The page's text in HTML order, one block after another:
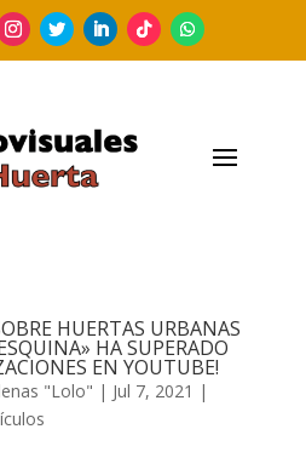
HUERTAS URBANAS
HA SUPERADO
EN YOUTUBE!
"Lolo" | Jul 7, 2021 |